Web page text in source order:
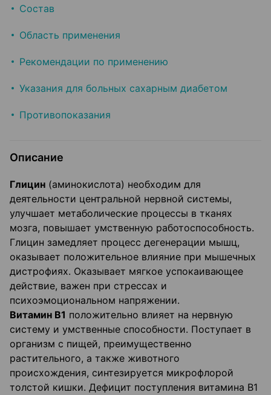
Состав
Область применения
Рекомендации по применению
Указания для больных сахарным диабетом
Противопоказания
Описание
Глицин (аминокислота) необходим для
деятельности центральной нервной системы,
улучшает метаболические процессы в тканях
мозга, повышает умственную работоспособность.
Глицин замедляет процесс дегенерации мышц,
оказывает положительное влияние при мышечных
дистрофиях. Оказывает мягкое успокаивающее
действие, важен при стрессах и
психоэмоциональном напряжении.
Витамин В1 положительно влияет на нервную
систему и умственные способности. Поступает в
организм с пищей, преимущественно
растительного, а также животного
происхождения, синтезируется микрофлорой
толстой кишки. Дефицит поступления витамина В1